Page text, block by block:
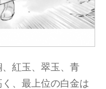
紅玉、翠玉、青
、最上位の白金は